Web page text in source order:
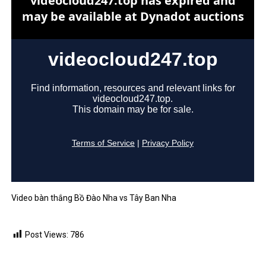
Video bàn thắng Bồ Đào Nha vs Tây Ban Nha
Post Views: 786